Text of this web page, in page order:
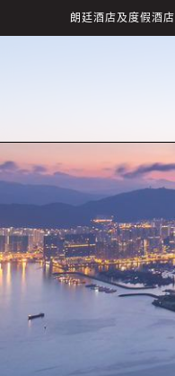
朗廷酒店及度假酒店